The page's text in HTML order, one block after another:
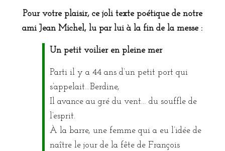
Pour votre plaisir, ce joli texte poétique de notre
ami Jean Michel, lu par lui à la fin de la messe :
Un petit voilier en pleine mer
Parti il y a 44 ans d’un petit port qui
s’appelait…Berdine,
Il avance au gré du vent… du souffle de
l’esprit.
À la barre, une femme qui a eu l’idée de
naître le jour de la fête de François